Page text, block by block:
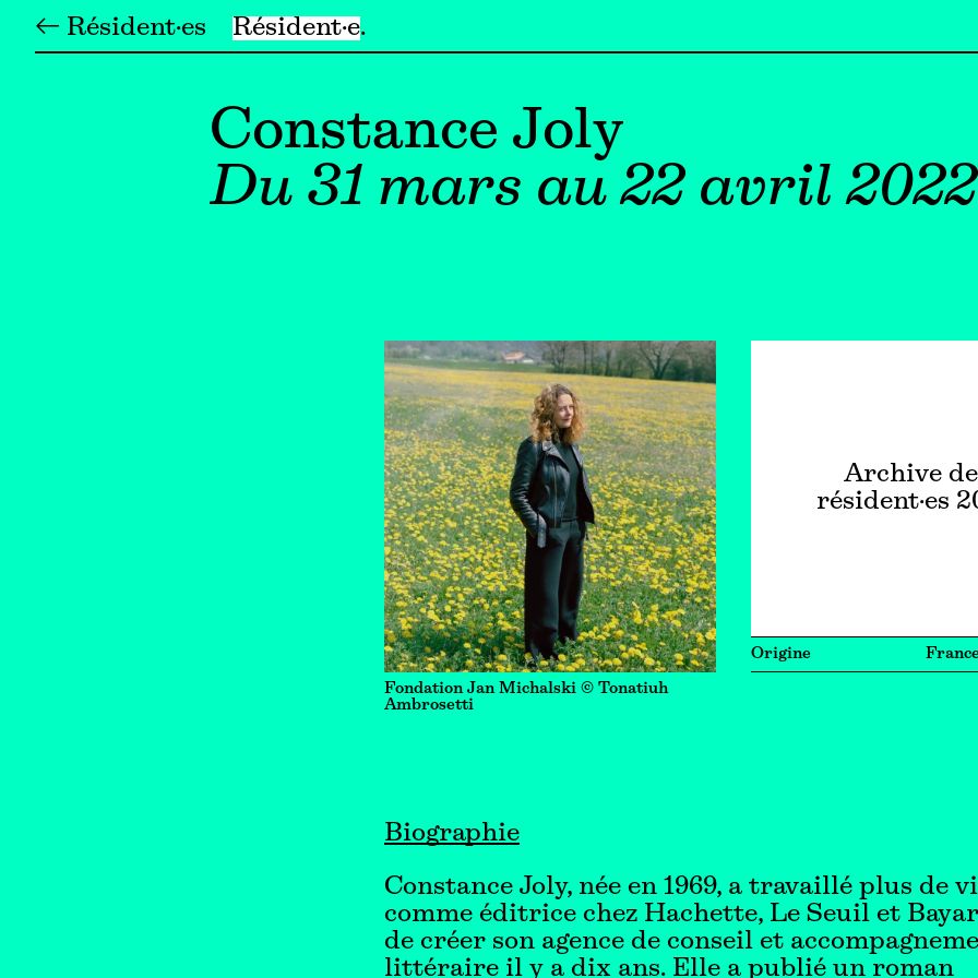
← Résident·es Résident·e
Constance Joly
Du 31 mars au 22 avril 2022
Fondation Jan Michalski © Tonatiuh
Ambrosetti
Archive
résident·es
Origine
Biographie
Constance Joly, née en 1969, a travaillé plus de
comme éditrice chez Hachette, Le Seuil et
de créer son agence de conseil et
littéraire il y a dix ans. Elle a publié un roman